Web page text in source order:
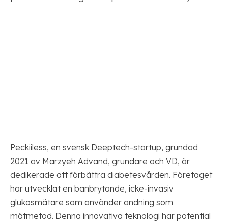
Peckiiless, en svensk Deeptech-startup, grundad
2021 av Marzyeh Advand, grundare och VD, är
dedikerade att förbättra diabetesvården. Företaget
har utvecklat en banbrytande, icke-invasiv
glukosmätare som använder andning som
mätmetod. Denna innovativa teknologi har potential